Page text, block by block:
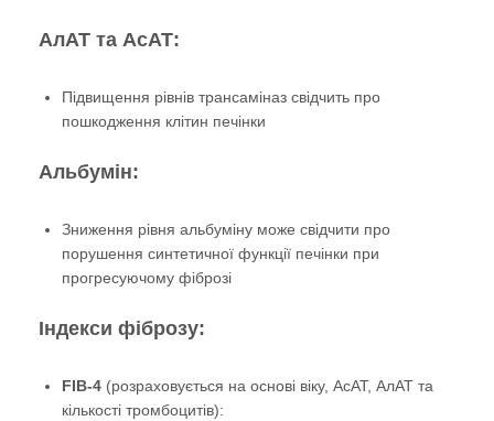
АлАТ та АсАТ:
Підвищення рівнів трансаміназ свідчить про
пошкодження клітин печінки
Альбумін:
Зниження рівня альбуміну може свідчити про
порушення синтетичної функції печінки при
прогресуючому фіброзі
Індекси фіброзу:
FIB-4 (розраховується на основі віку, АсАТ, АлАТ та
кількості тромбоцитів):